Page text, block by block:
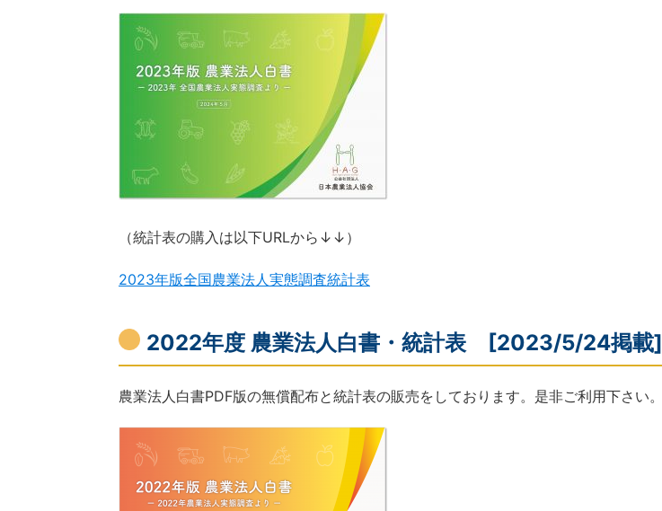
（統計表の購入は以下URLから↓↓）
2023年版全国農業法人実態調査統計表
2022年度 農業法人白書・統計表 [2023/5/24掲載]
農業法人白書PDF版の無償配布と統計表の販売をしております。是非ご利用下さい。